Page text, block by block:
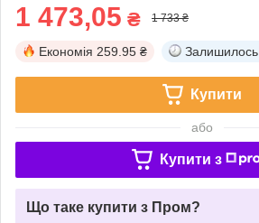
1 473,05 ₴ 1 733 ₴
Економія 259.95 ₴ Залишилось
Купити
або
Купити з
Що таке купити з Пром?